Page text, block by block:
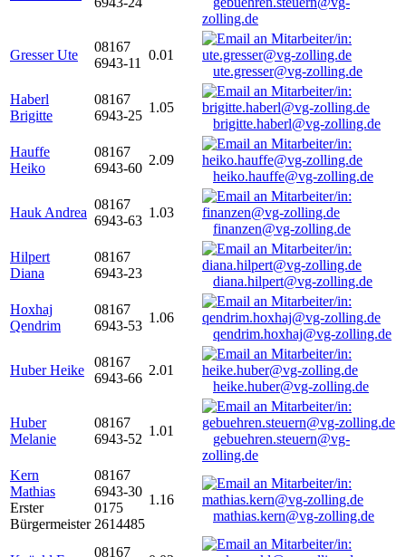
zolling.de
Gresser Ute
08167
6943-11
0.01
ute.gresser@vg-zolling.de
Haberl
Brigitte
08167
6943-25
1.05
brigitte.haberl@vg-zolling.de
Hauffe
Heiko
08167
6943-60
2.09
heiko.hauffe@vg-zolling.de
Hauk Andrea
08167
6943-63
1.03
finanzen@vg-zolling.de
Hilpert
Diana
08167
6943-23
diana.hilpert@vg-zolling.de
Hoxhaj
Qendrim
08167
6943-53
1.06
qendrim.hoxhaj@vg-zolling.de
Huber Heike
08167
6943-66
2.01
heike.huber@vg-zolling.de
Huber
Melanie
08167
6943-52
1.01
gebuehren.steuern@vg-
zolling.de
Kern
Mathias
Erster
Bürgermeister
08167
6943-30
0175
2614485
1.16
mathias.kern@vg-zolling.de
08167